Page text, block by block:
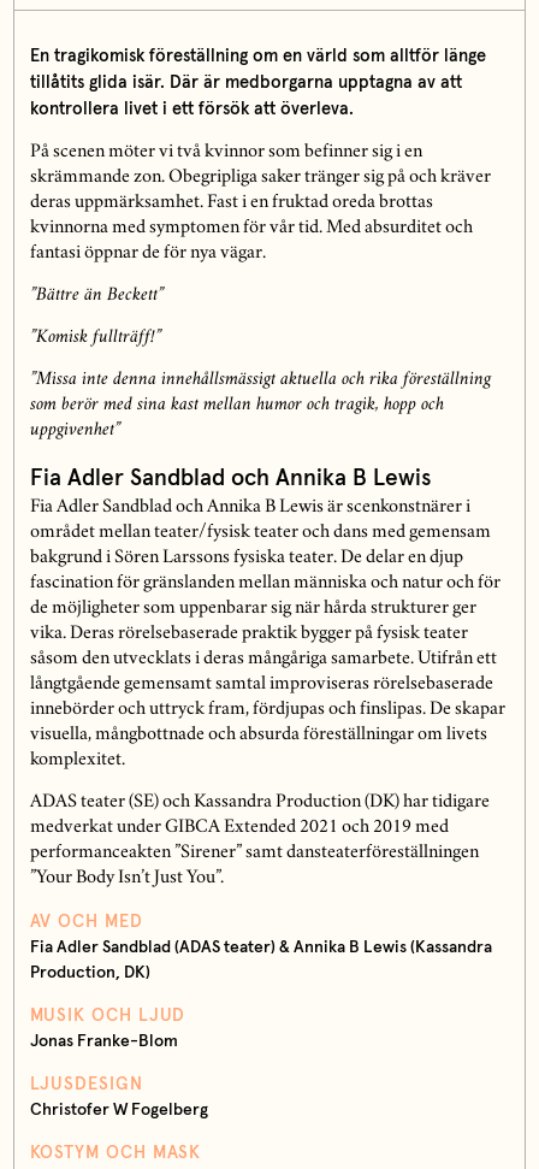
En tragikomisk föreställning om en värld som alltför länge
tillåtits glida isär. Där är medborgarna upptagna av att
kontrollera livet i ett försök att överleva.
På scenen möter vi två kvinnor som befinner sig i en
skrämmande zon. Obegripliga saker tränger sig på och kräver
deras uppmärksamhet. Fast i en fruktad oreda brottas
kvinnorna med symptomen för vår tid. Med absurditet och
fantasi öppnar de för nya vägar.
”Bättre än Beckett”
”Komisk fullträff!”
”Missa inte denna innehållsmässigt aktuella och rika föreställning
som berör med sina kast mellan humor och tragik, hopp och
uppgivenhet”
Fia Adler Sandblad och Annika B Lewis
Fia Adler Sandblad och Annika B Lewis är scenkonstnärer i
området mellan teater/fysisk teater och dans med gemensam
bakgrund i Sören Larssons fysiska teater. De delar en djup
fascination för gränslanden mellan människa och natur och för
de möjligheter som uppenbarar sig när hårda strukturer ger
vika. Deras rörelsebaserade praktik bygger på fysisk teater
såsom den utvecklats i deras mångåriga samarbete. Utifrån ett
långtgående gemensamt samtal improviseras rörelsebaserade
innebörder och uttryck fram, fördjupas och finslipas. De skapar
visuella, mångbottnade och absurda föreställningar om livets
komplexitet.
ADAS teater (SE) och Kassandra Production (DK) har tidigare
medverkat under GIBCA Extended 2021 och 2019 med
performanceakten ”Sirener” samt dansteaterföreställningen
”Your Body Isn’t Just You”.
AV OCH MED
Fia Adler Sandblad (ADAS teater) & Annika B Lewis (Kassandra
Production, DK)
MUSIK OCH LJUD
Jonas Franke-Blom
LJUSDESIGN
Christofer W Fogelberg
KOSTYM OCH MASK